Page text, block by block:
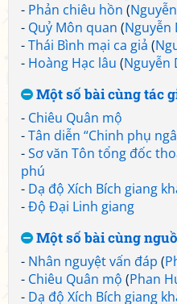
- Phản chiêu hồn (
- Quỷ Môn quan (Nguyễn
-Thái Bình mại ca giả (
- Hoàng Hạc lâu (Nguyễn
Một số bài cùng tác
- Chiêu Quân mộ
-Tân diễn “Chinh phụ
-Sơ văn Tôn tổng đốc
phú
- Dạ độ Xích Bích giang
-Độ Đại Linh giang
Một số bài cùng
- Nhân nguyệt vấn đáp (
- Chiêu Quân mộ (Phan
- Dạ độ Xích Bích giang